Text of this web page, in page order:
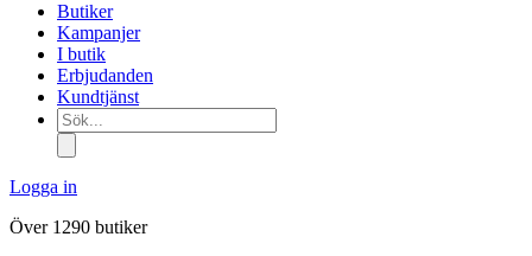
Butiker
Kampanjer
I butik
Erbjudanden
Kundtjänst
Sök...
Logga in
Över 1290 butiker